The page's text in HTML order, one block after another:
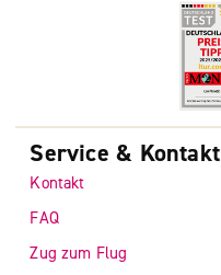
Service & Kontakt
Kontakt
FAQ
Zug zum Flug